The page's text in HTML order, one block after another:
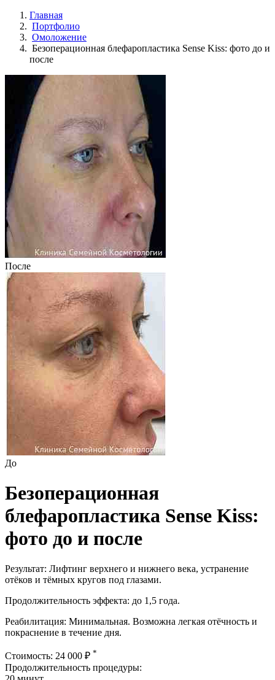
Главная
Портфолио
Омоложение
Безоперационная блефаропластика Sense Kiss: фото до и
после
После
До
Безоперационная
блефаропластика Sense Kiss:
фото до и после
Результат: Лифтинг верхнего и нижнего века, устранение
отёков и тёмных кругов под глазами.
Продолжительность эффекта: до 1,5 года.
Реабилитация: Минимальная. Возможна легкая отёчность и
покраснение в течение дня.
Стоимость: 24 000 ₽ *
Продолжительность процедуры: